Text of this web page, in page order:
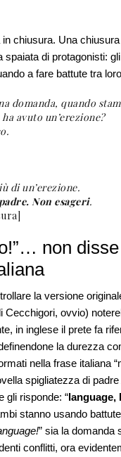
in chiusura. Una
spaiata di protagonisti:
a fare battute tra
domanda, quando
avuto un’erezione?
di un’erezione.
Non esageri.
non
la versione
Cecchigori, ovvio)
in inglese il prete fa
la durezza
nella frase italiana
spigliatezza di
gli risponde: “language,
stanno usando
” sia la domanda
conflitti, ora